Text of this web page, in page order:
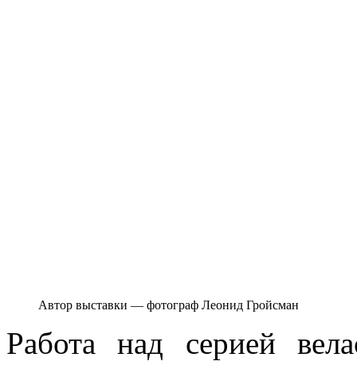
Автор выставки — фотограф Леонид Гройсман
Работа над серией